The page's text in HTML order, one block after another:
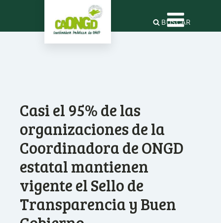
BUSCAR
Casi el 95% de las
organizaciones de la
Coordinadora de ONGD
estatal mantienen
vigente el Sello de
Transparencia y Buen